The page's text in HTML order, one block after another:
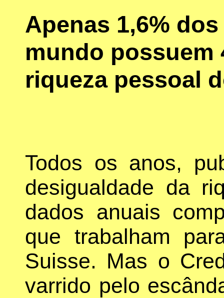
Apenas 1,6%
mundo possuem
riqueza pessoal
Todos os anos,
desigualdade da
dados anuais
que trabalham
Suisse. Mas o
varrido pelo